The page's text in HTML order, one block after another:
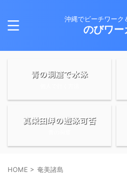
沖縄でビーチワーク
のびワー
青の洞窟で水泳
真栄田岬の遊泳可否
HOME > 奄美諸島